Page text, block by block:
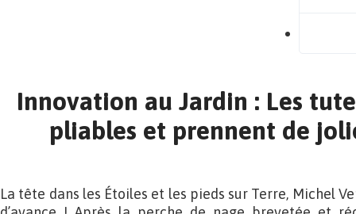
Innovation au Jardin : Les
pliables et prennent de
La tête dans les Étoiles et les pieds sur Terre, Michel